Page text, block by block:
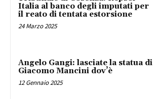
Italia al banco degli imputati per
il reato di tentata estorsione
24 Marzo 2025
Angelo Gangi: lasciate la statua di
Giacomo Mancini dov’è
12 Gennaio 2025